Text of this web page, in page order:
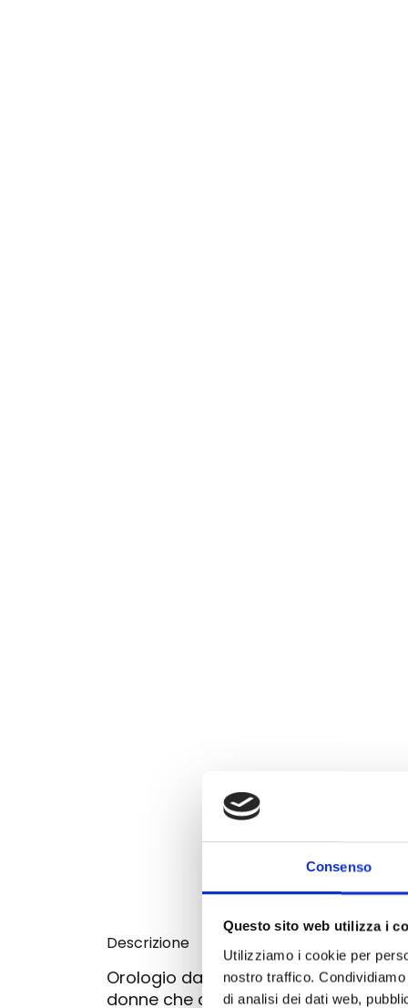
Consenso
Questo sito web utilizza i
Utilizziamo i cookie per
nostro traffico.
di analisi dei dati web,
Descrizione
Orologio da donna al quarzo D1
donne che combina l'eleganza di